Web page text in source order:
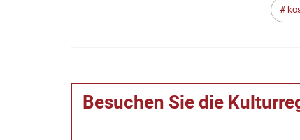
Besuchen Sie die